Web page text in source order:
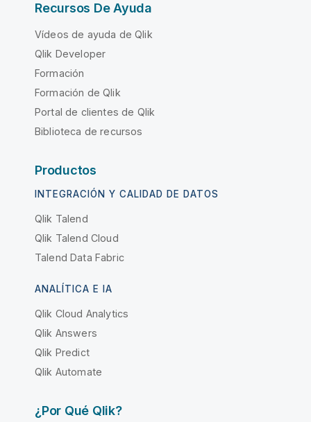
Recursos De Ayuda
Vídeos de ayuda de Qlik
Qlik Developer
Formación
Formación de Qlik
Portal de clientes de Qlik
Biblioteca de recursos
Productos
INTEGRACIÓN Y CALIDAD DE DATOS
Qlik Talend
Qlik Talend Cloud
Talend Data Fabric
ANALÍTICA E IA
Qlik Cloud Analytics
Qlik Answers
Qlik Predict
Qlik Automate
¿Por Qué Qlik?